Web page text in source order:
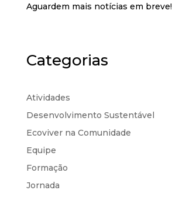
Aguardem mais notícias em breve!
Categorias
Atividades
Desenvolvimento Sustentável
Ecoviver na Comunidade
Equipe
Formação
Jornada